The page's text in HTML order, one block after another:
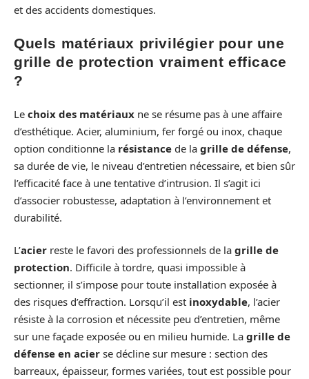
et des accidents domestiques.
Quels matériaux privilégier pour une
grille de protection vraiment efficace
?
Le choix des matériaux ne se résume pas à une affaire
d’esthétique. Acier, aluminium, fer forgé ou inox, chaque
option conditionne la résistance de la grille de défense,
sa durée de vie, le niveau d’entretien nécessaire, et bien sûr
l’efficacité face à une tentative d’intrusion. Il s’agit ici
d’associer robustesse, adaptation à l’environnement et
durabilité.
L’acier reste le favori des professionnels de la grille de
protection. Difficile à tordre, quasi impossible à
sectionner, il s’impose pour toute installation exposée à
des risques d’effraction. Lorsqu’il est inoxydable, l’acier
résiste à la corrosion et nécessite peu d’entretien, même
sur une façade exposée ou en milieu humide. La grille de
défense en acier se décline sur mesure : section des
barreaux, épaisseur, formes variées, tout est possible pour